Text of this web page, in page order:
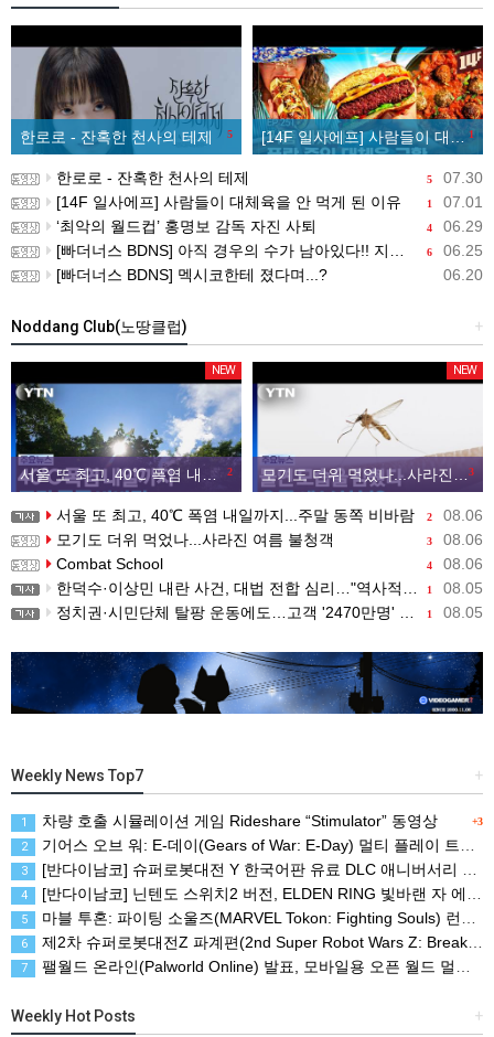
5
한로로 - 잔혹한 천사의 테제 1
[14F 일사에프] 사람들이 대체육을 안 먹게 된 이유
5 07.30
한로로 - 잔혹한 천사의 테제
1 07.01
[14F 일사에프] 사람들이 대체육을 안 먹게 된 이유
4 06.29
‘최악의 월드컵’ 홍명보 감독 자진 사퇴
6 06.25
[빠더너스 BDNS] 아직 경우의 수가 남아있다!! 지금부터 시작이야!!
06.20
[빠더너스 BDNS] 멕시코한테 졌다며...?
+
Noddang Club(노땅클럽)
NEW
2
서울 또 최고, 40℃ 폭염 내일까지...주말 동쪽 비바람
NEW
3
모기도 더위 먹었나...사라진 여름 불청객
2 08.06
서울 또 최고, 40℃ 폭염 내일까지...주말 동쪽 비바람
3 08.06
모기도 더위 먹었나...사라진 여름 불청객
4 08.06
Combat School
1 08.05
한덕수·이상민 내란 사건, 대법 전합 심리…"역사적 사법평가"(종합)
1 08.05
정치권·시민단체 탈팡 운동에도…고객 '2470만명' 원상 회복, "고물가에 돌팡"
+
Weekly News Top7
+3
1 차량 호출 시뮬레이션 게임 Rideshare “Stimulator” 동영상
2 기어스 오브 워: E-데이(Gears of War: E-Day) 멀티 플레이 트레일러(XBSX/PC)
3 [반다이남코] 슈퍼로봇대전 Y 한국어판 유료 DLC 애니버서리 확장팩, 8월 5일 판매 시작
4 [반다이남코] 닌텐도 스위치2 버전, ELDEN RING 빛바랜 자 에디션 패키지 예약 판매, 8월 5일 시작
5 마블 투혼: 파이팅 소울즈(MARVEL Tokon: Fighting Souls) 런칭 트레일러
6 제2차 슈퍼로봇대전Z 파계편(2nd Super Robot Wars Z: Break the World Chapter) Remastered 제작 결정
7 팰월드 온라인(Palworld Online) 발표, 모바일용 오픈 월드 멀티플레이 생존 크래프트
+
Weekly Hot Posts